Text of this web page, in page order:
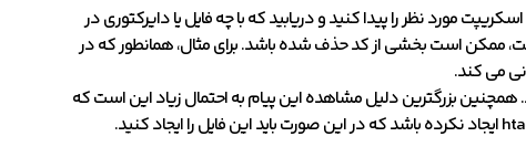
مورد نظر را پیدا کنید و دریابید که با چه فایل یا دایرکتوری در
ممکن است بخشی از کد حذف شده باشد. برای مثال، همانطور که در
می کند.
همچنین بزرگترین دلیل مشاهده این پیام به احتمال زیاد این است که